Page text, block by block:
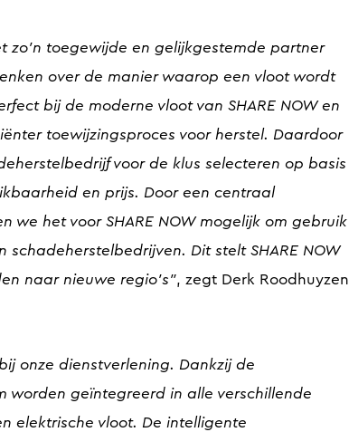
zo'n toegewijde en gelijkgestemde partner
over de manier waarop een vloot wordt
bij de moderne vloot van SHARE NOW en
toewijzingsproces voor herstel. Daardoor
voor de klus selecteren op basis
en prijs. Door een centraal
het voor SHARE NOW mogelijk om gebruik
schadeherstelbedrijven. Dit stelt SHARE NOW
naar nieuwe regio's”, zegt Derk Roodhuyzen
onze dienstverlening. Dankzij de
worden geïntegreerd in alle verschillende
elektrische vloot. De intelligente